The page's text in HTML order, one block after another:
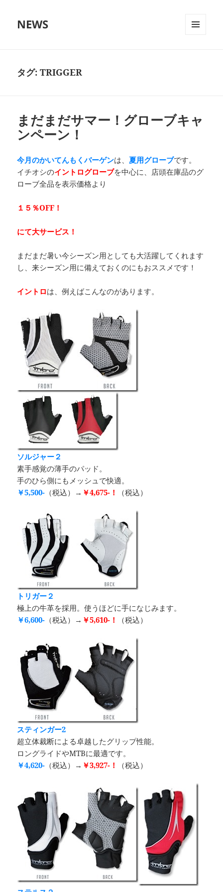
NEWS
タグ:TRIGGER
まだまだサマー！グローブキャ
ンペーン！
今月のかいてんもくバーゲンは、夏用グローブです。
イチオシのイントログローブを中心に、店頭在庫品のグ
ローブ全品を表示価格より
１５％OFF！
にて大サービス！
まだまだ暑い今シーズン用としても大活躍してくれます
し、来シーズン用に備えておくのにもおススメです！
イントロは、例えばこんなのがあります。
ソルジャー２
素手感覚の薄手のパッド。
手のひら側にもメッシュで快適。
￥5,500- （税込）→ ￥4,675-！ （税込）
トリガー２
極上の牛革を採用。使うほどに手になじみます。
￥6,600- （税込）→ ￥5,610-！ （税込）
スティンガー2
超立体裁断による卓越したグリップ性能。
ロングライドやMTBに最適です。
￥4,620- （税込）→ ￥3,927-！ （税込）